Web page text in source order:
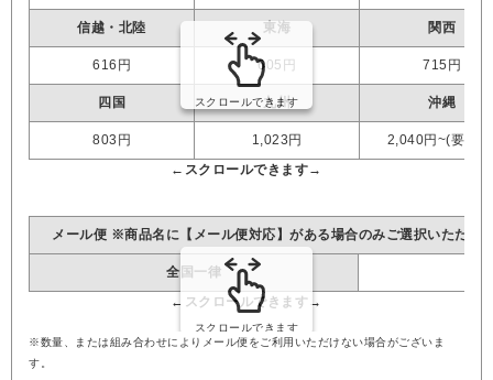
信越・北陸 東海 関西
616円 605円 715円
四国 九州 沖縄
803円 1,023円 2,040円~(要見
メール便 ※商品名に【メール便対応】がある場合のみご選択いただけ
全国一律
※数量、または組み合わせによりメール便をご利用いただけない場合がございま
す。